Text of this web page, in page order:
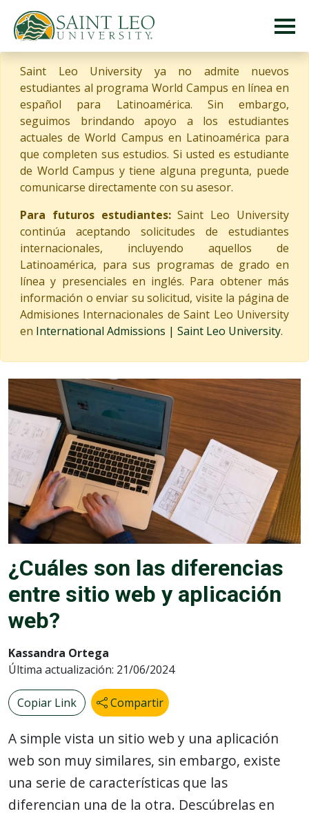
Saint Leo University ya no admite nuevos
estudiantes al programa World Campus en línea en
español para Latinoamérica. Sin embargo,
seguimos brindando apoyo a los estudiantes
actuales de World Campus en Latinoamérica para
que completen sus estudios. Si usted es estudiante
de World Campus y tiene alguna pregunta, puede
comunicarse directamente con su asesor.
Para futuros estudiantes:Saint Leo University
continúa aceptando solicitudes de estudiantes
internacionales, incluyendo aquellos de
Latinoamérica, para sus programas de grado en
línea y presenciales en inglés. Para obtener más
información o enviar su solicitud, visite la página de
Admisiones Internacionales de Saint Leo University
en International Admissions | Saint Leo University.
¿Cuáles son las diferencias
entre sitio web y aplicación
web?
Kassandra Ortega
Última actualización: 21/06/2024
Copiar Link Compartir
A simple vista un sitio web y una aplicación
web son muy similares, sin embargo, existe
una serie de características que las
diferencian una de la otra. Descúbrelas en